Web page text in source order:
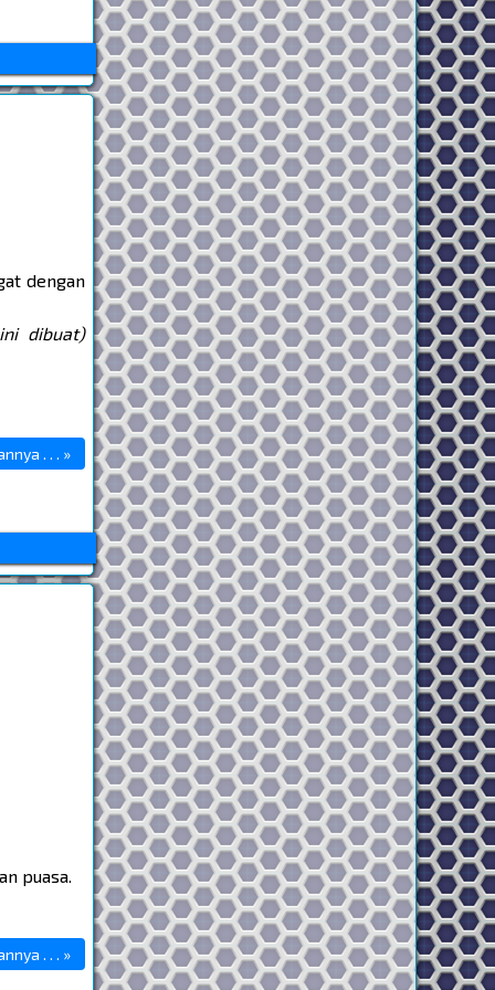
dengan
dibuat)
. . . »
puasa.
. . . »